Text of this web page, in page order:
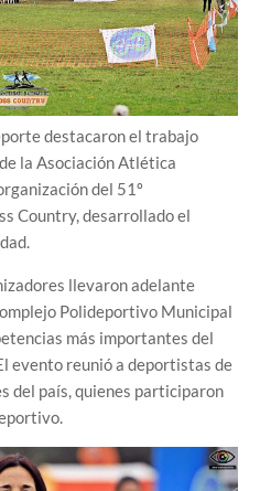
destacaron el trabajo
la Asociación Atlética
del 51º
Country, desarrollado el
llevaron adelante
Polideportivo Municipal
más importantes del
evento reunió a deportistas de
del país, quienes participaron